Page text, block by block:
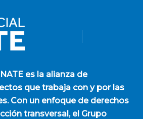
es la alianza de
que trabaja con y por las
Con un enfoque de derechos
transversal, el Grupo